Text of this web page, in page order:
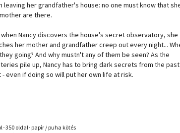
leaving her grandfather's house: no one must know that
are there.
when Nancy discovers the house's secret observatory, she
her mother and grandfather creep out every night...
going? And why mustn't any of them be seen? As the
pile up, Nancy has to bring dark secrets from the
- even if doing so will put her own life at risk.
･350 oldal･papír / puha kötés